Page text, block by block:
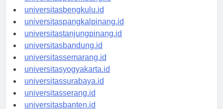
universitaspalembang.id
universitasbengkulu.id
universitaspangkalpinang.id
universitastanjungpinang.id
universitasbandung.id
universitassemarang.id
universitasyogyakarta.id
universitassurabaya.id
universitasserang.id